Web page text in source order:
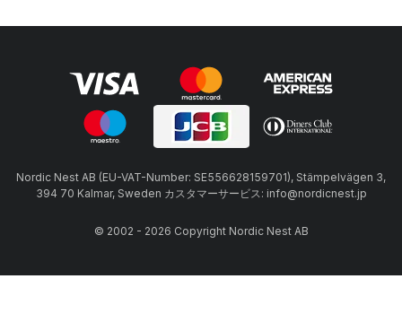
Nordic Nest AB (EU-VAT-Number: SE556628159701), Stämpelvägen 3,
394 70 Kalmar, Sweden カスタマーサービス: info@nordicnest.jp
© 2002 - 2026 Copyright Nordic Nest AB